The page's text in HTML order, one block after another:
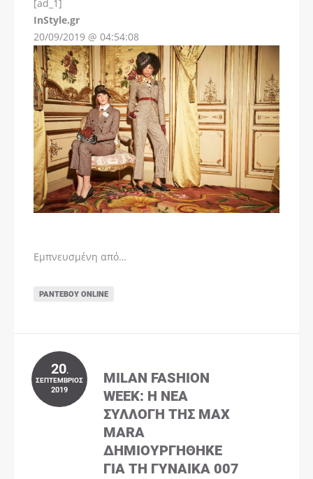
[ad_1]
InStyle.gr
20/09/2019 @ 04:54:08
Εμπνευσμένη από…
ΡΑΝΤΕΒΟΎ ONLINE
20.
ΣΕΠΤΈΜΒΡΙΟΣ
2019
MILAN FASHION
WEEK: Η ΝΈΑ
ΣΥΛΛΟΓΉ ΤΗΣ MAX
MARA
ΔΗΜΙΟΥΡΓΉΘΗΚΕ
ΓΙΑ ΤΗ ΓΥΝΑΊΚΑ 007